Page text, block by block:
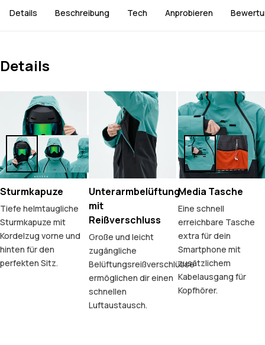
Details Beschreibung Tech Anprobieren
Details
Sturmkapuze
Tiefe helmtaugliche
Sturmkapuze mit
Kordelzug vorne und
hinten für den
perfekten Sitz.
Unterarmbelüftung
mit
Reißverschluss
Große und leicht
zugängliche
Belüftungsreißverschlüsse
ermöglichen dir einen
schnellen
Luftaustausch.
Media Tasche
Eine schnell
erreichbare Tasche
extra für dein
Smartphone mit
zusätzlichem
Kabelausgang für
Kopfhörer.